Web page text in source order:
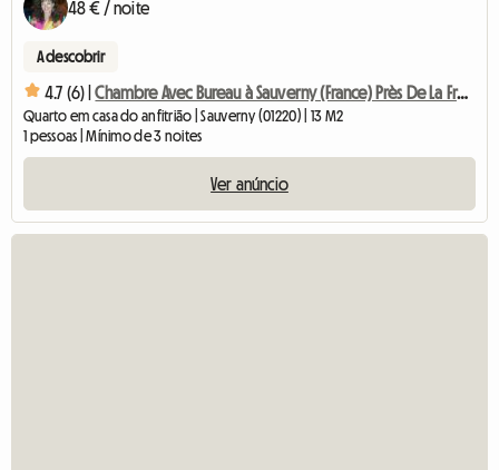
48 € / noite
A descobrir
4.7 (6) | Chambre Avec Bureau à Sauverny (France) Près De La Frontière
Quarto em casa do anfitrião | Sauverny (01220) | 13 M2
1 pessoas | Mínimo de 3 noites
Ver anúncio